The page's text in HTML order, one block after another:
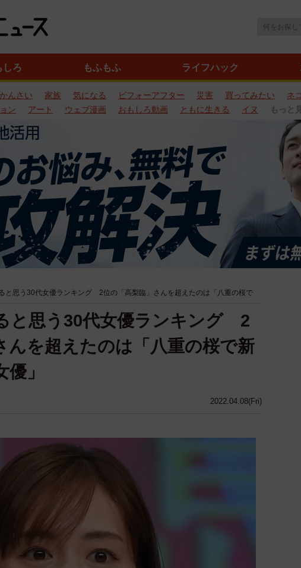
しろ もふもふ ライフハック
かんさい 家族 気になる ビフォーアフター 災害 買ってみたい ネコ
ン アート ウェブ漫画 おもしろ動画 ともに生きる イヌ もっと
と思う30代女優ランキング 2位の「高梨臨」さんを超えたのは「八重の桜で
2022.04.08(Fri)
と思う30代女優ランキング 2
んを超えたのは「八重の桜で新
」